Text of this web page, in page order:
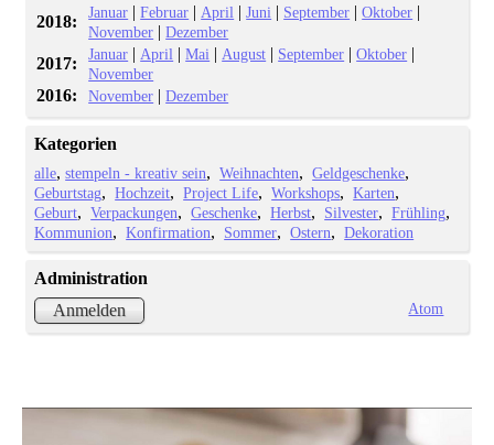
2018: Januar |Februar | April |Juni | September |Oktober |
November |Dezember
2017: Januar | April |Mai | August | September |Oktober |
November
2016: November |Dezember
Kategorien
alle stempeln - kreativ sein Weihnachten
Geldgeschenke
Geburtstag
Hochzeit Project Life Workshops
Karten
Geburt
Verpackungen Geschenke Herbst Silvester
Frühling
Kommunion
Konfirmation Sommer Ostern Dekoration
Administration
Anmelden
Atom